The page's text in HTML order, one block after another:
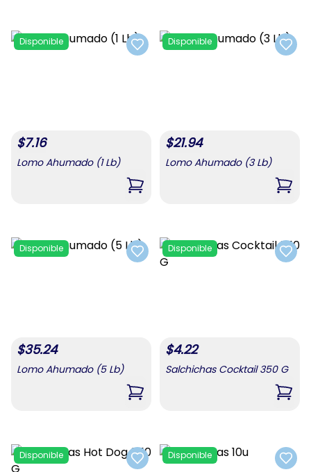
Add to favorites
Disponible
$7.16
Lomo Ahumado (1 Lb)
,Lomo Ahumado (1 Lb)
Add
Disponible
$21.94
Lomo Ahumado (3 Lb)
,
Add to favorites
Disponible
$35.24
Lomo Ahumado (5 Lb)
,Lomo Ahumado (5 Lb)
Add
Disponible
$4.22
Salchichas Cocktail 350 G
,
Add to favorites
Disponible
Add
Disponible